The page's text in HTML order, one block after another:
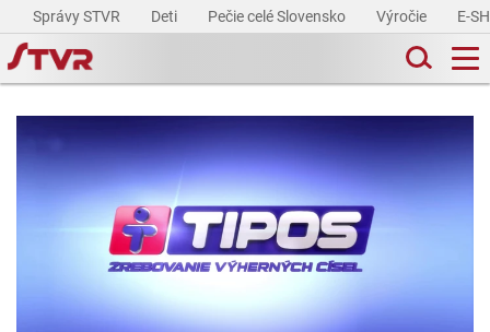
Správy STVR Deti Pečie celé Slovensko Výročie E-